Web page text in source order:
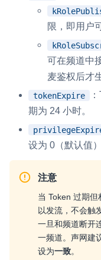
限，即用户
可在频道中
麦鉴权后才
tokenExpire
期为 24 小时。
设为 0（默认值
注意
当 Token 过期
以发流，不会触
一旦和频道断开
一频道。声网建
设为一致。